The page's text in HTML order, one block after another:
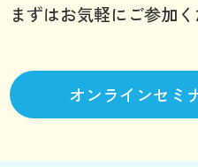
まずはお気軽にご参加く
オンラインセミ